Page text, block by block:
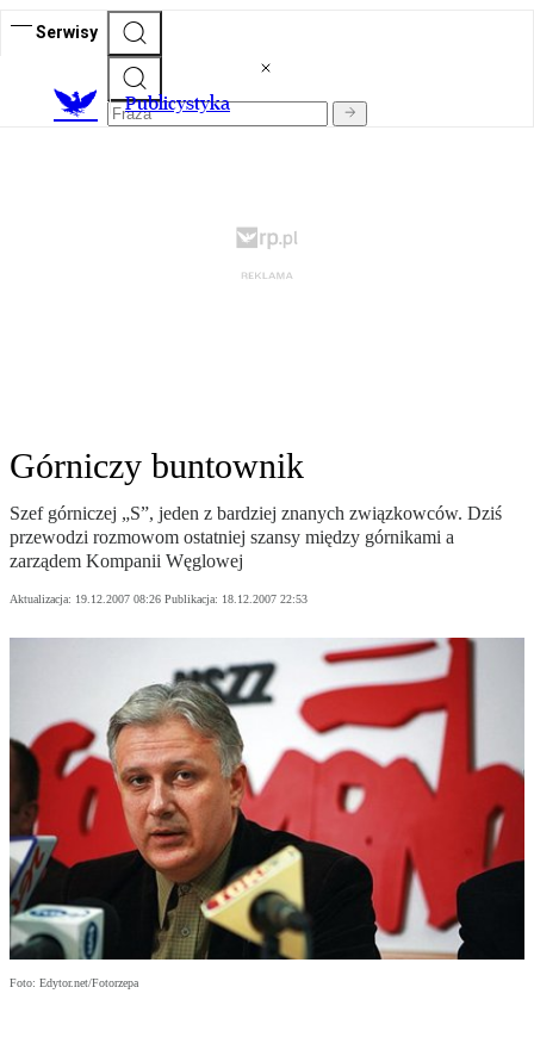
Serwisy
Publicystyka
Górniczy buntownik
Szef górniczej „S”, jeden z bardziej znanych związkowców. Dziś
przewodzi rozmowom ostatniej szansy między górnikami a
zarządem Kompanii Węglowej
Aktualizacja: 19.12.2007 08:26 Publikacja: 18.12.2007 22:53
Foto: Edytor.net/Fotorzepa